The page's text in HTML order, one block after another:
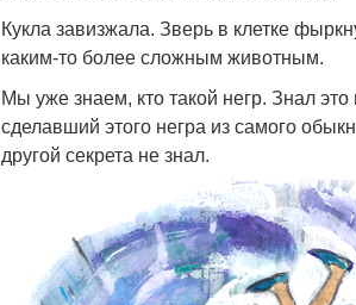
Кукла завизжала. Зверь в клетке
каким-то более сложным животным.
Мы уже знаем, кто такой негр. Знал это
сделавший этого негра из самого
другой секрета не знал.